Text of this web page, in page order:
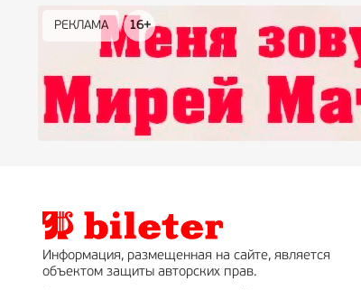
РЕКЛАМА 16+
РЕКЛАМА 16+
РЕКЛАМА 12+
РЕКЛАМА
РЕКЛАМА 0+
РЕКЛАМА 18+
Информация, размещенная на сайте, является
объектом защиты авторских прав.